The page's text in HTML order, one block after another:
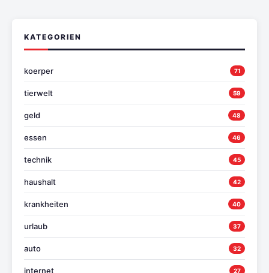
KATEGORIEN
koerper 71
tierwelt 59
geld 48
essen 46
technik 45
haushalt 42
krankheiten 40
urlaub 37
auto 32
internet 27